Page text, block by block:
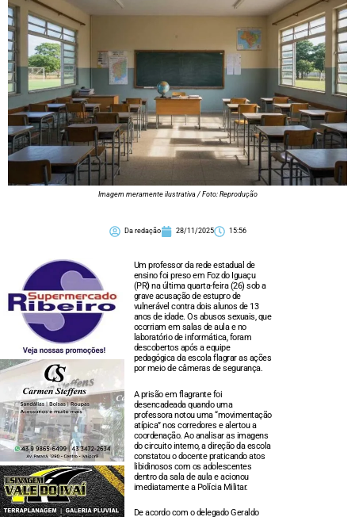
Imagem meramente ilustrativa / Foto: Reprodução
Da redação 28/11/2025 15:56
Um professor da rede estadual de
ensino foi preso em Foz do Iguaçu
(PR)na última quarta-feira (26) sob a
grave acusação de estupro de
vulnerável contra dois alunos de 13
anos de idade. Os abusos sexuais, que
ocorriam em salas de aula e no
laboratório de informática, foram
descobertos após a equipe
pedagógica da escola flagrar as ações
por meio de câmeras de segurança.
A prisão em flagrante foi
desencadeada quando uma
professora notou uma “movimentação
atípica” nos corredores e alertou a
coordenação. Ao analisar as imagens
do circuito interno, a direção da escola
constatou o docente praticando atos
libidinosos com os adolescentes
dentro da sala de aula e acionou
imediatamente a Polícia Militar.
De acordo com o delegado Geraldo